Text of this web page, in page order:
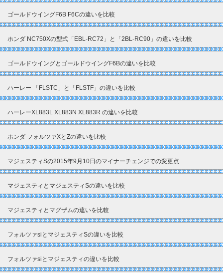
ゴールドウイングF6B F6Cの違いを比較
ホンダ NC750Xの型式「EBL-RC72」と「2BL-RC90」の違いを比較
ゴールドウイングとゴールドウイングF6Bの違いを比較
ハーレー 「FLSTC」と「FLSTF」の違いを比較
ハーレーXL883L XL883N XL883R の違いを比較
ホンダ フォルツァXとZの違いを比較
マジェスティSの2015年9月10日のマイナーチェンジでの変更点
マジェスティとマジェスティSの違いを比較
マジェスティとマグザムの違いを比較
フォルツァsiとマジェスティSの違いを比較
フォルツァsiとマジェスティの違いを比較